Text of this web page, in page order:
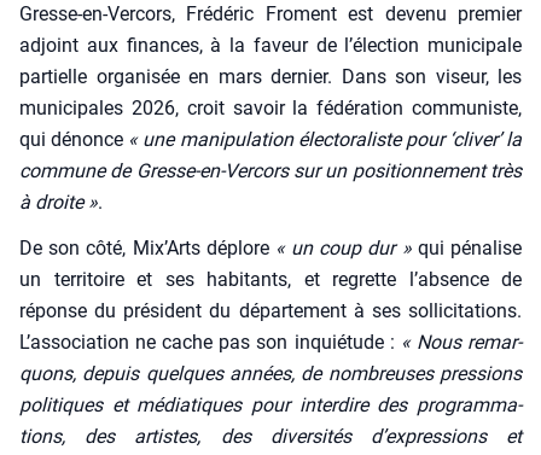
Gresse-en-Ver­cors, Fré­dé­ric Fro­ment est deve­nu pre­mier
adjoint aux finances, à la faveur de l’é­lec­tion muni­ci­pale
par­tielle orga­ni­sée en mars der­nier. Dans son viseur, les
muni­ci­pales 2026, croit savoir la fédé­ra­tion com­mu­niste,
qui dénonce « une mani­pu­la­tion élec­to­ra­liste pour ‘cli­ver’ la
com­mune de Gresse-en-Ver­cors sur un posi­tion­ne­ment très
à droite ».
De son côté, Mix’Arts déplore « un coup dur »qui péna­lise
un ter­ri­toire et ses habi­tants, et regrette l’ab­sence de
réponse du pré­sident du dépar­te­ment à ses sol­li­ci­ta­tions.
L’as­so­cia­tion ne cache pas son inquié­tude : « Nous remar­
quons, depuis quelques années, de nom­breuses pres­sions
poli­tiques et média­tiques pour inter­dire des pro­gram­ma­
tions, des artistes, des diver­si­tés d’expressions et